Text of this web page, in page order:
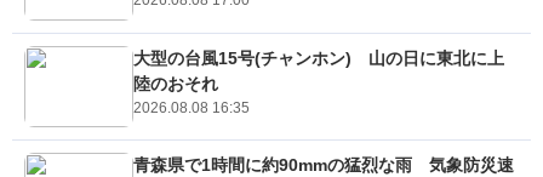
大型の台風15号(チャンホン) 山の日に東北に上
陸のおそれ
2026.08.08 16:35
青森県で1時間に約90mmの猛烈な雨 気象防災速